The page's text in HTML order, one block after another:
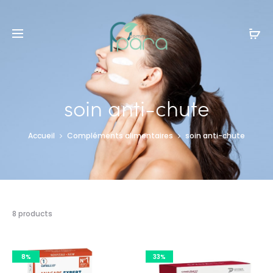
soin anti-chute
Accueil Compléments alimentaires soin anti-chute
8 products
8% 33%